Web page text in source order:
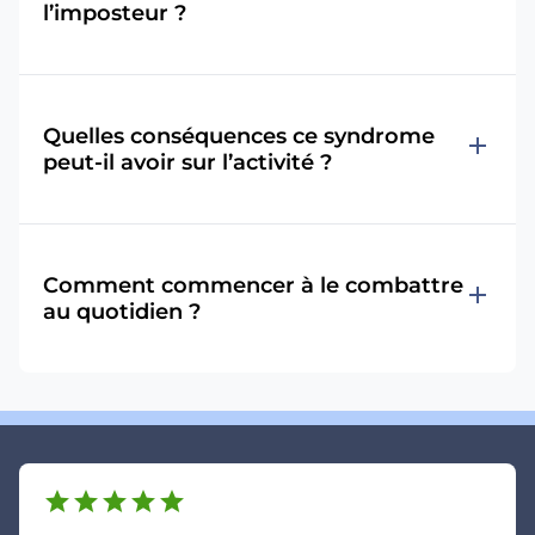
l’imposteur ?
Quelles conséquences ce syndrome
peut-il avoir sur l’activité ?
add
Comment commencer à le combattre
au quotidien ?
add
starstarstarstarstar